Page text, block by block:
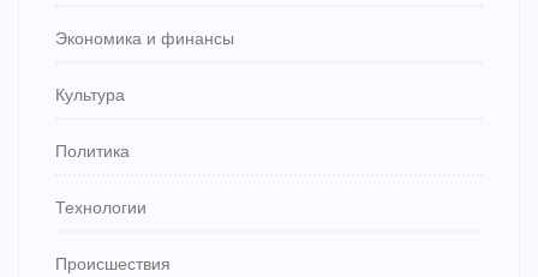
Экономика и финансы
Культура
Политика
Технологии
Происшествия